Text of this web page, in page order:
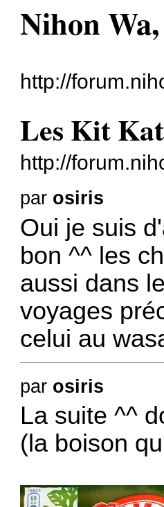
Nihon
http://
Les Kit
http://
par osiris
Oui je suis
bon ^^ les
aussi dans
voyages
celui au
par osiris
La suite ^^
(la boison